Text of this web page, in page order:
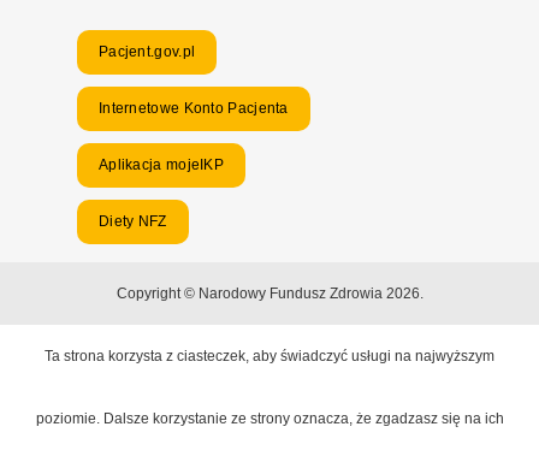
Pacjent.gov.pl
Internetowe Konto Pacjenta
Aplikacja mojeIKP
Diety NFZ
Copyright © Narodowy Fundusz Zdrowia 2026.
Ta strona korzysta z ciasteczek, aby świadczyć usługi na najwyższym
poziomie. Dalsze korzystanie ze strony oznacza, że zgadzasz się na ich